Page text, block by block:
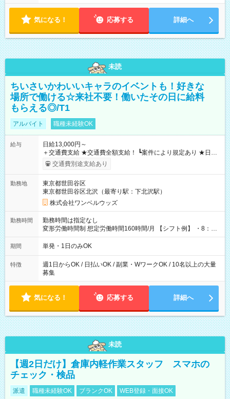
気になる！ 応募する 詳細へ
未読
ちいさいかわいいキャラのイベントも！好きな
場所で働ける☆来社不要！働いたその日に給料
もらえる◎/T1
アルバイト 職種未経験OK
給与
日給13,000円～
＋交通費支給 ★交通費全額支給！ ┗案件により規定あり ★日払
いOK！（規定あり） ┗働いたその日に現金GET♪ お仕事後はコ
ンビニATMから 日払い分を引き落とせます！ 【試用期間】試
交通費別途支給あり
勤務地
東京都世田谷区
東京都世田谷区北沢（最寄り駅：下北沢駅）
株式会社ワンベルウッズ
勤務時間
勤務時間は指定なし
変形労働時間制 想定労働時間160時間/月 【シフト例】 ・8：00
～21：00
期間 単発・1日のみOK
特徴
週1日からOK / 日払いOK / 副業・WワークOK / 10名以上の大量
募集
気になる！ 応募する 詳細へ
未読
【週2日だけ】倉庫内軽作業スタッフ スマホの
チェック・検品
派遣 職種未経験OK ブランクOK WEB登録・面接OK